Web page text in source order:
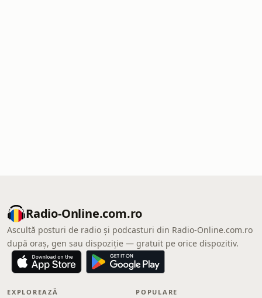
Radio-Online.com.ro
Ascultă posturi de radio și podcasturi din Radio-Online.com.ro
după oraș, gen sau dispoziție — gratuit pe orice dispozitiv.
EXPLOREAZĂ POPULARE